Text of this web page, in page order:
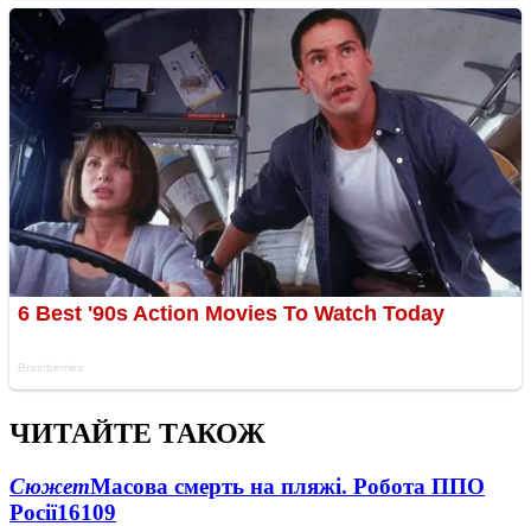
ЧИТАЙТЕ ТАКОЖ
СюжетМасова смерть на пляжі. Робота ППО
Росії16109